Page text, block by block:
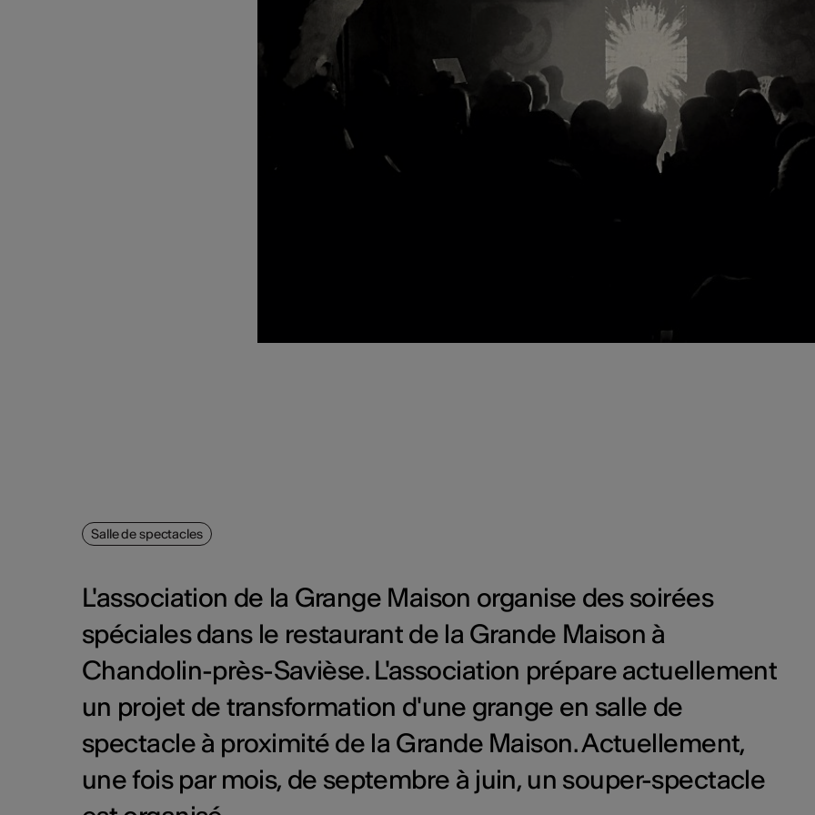
Salle de spectacles
L'association de la Grange Maison organise des soirées
spéciales dans le restaurant de la Grande Maison à
Chandolin-près-Savièse. L'association prépare actuellement
un projet de transformation d'une grange en salle de
spectacle à proximité de la Grande Maison. Actuellement,
une fois par mois, de septembre à juin, un souper-spectacle